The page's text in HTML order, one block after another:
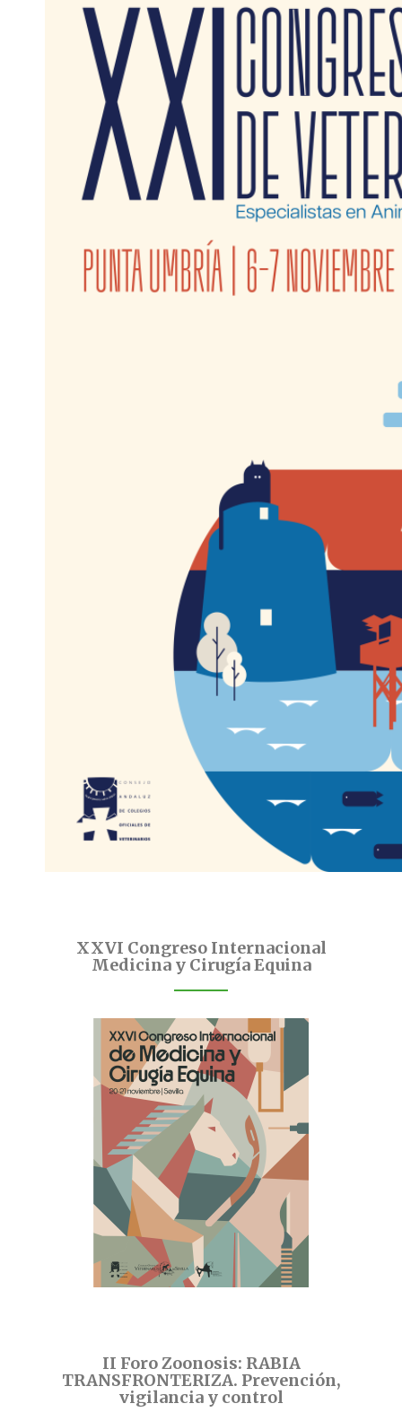
XXVI Congreso Internacional
Medicina y Cirugía Equina
II Foro Zoonosis: RABIA
TRANSFRONTERIZA. Prevención,
vigilancia y control